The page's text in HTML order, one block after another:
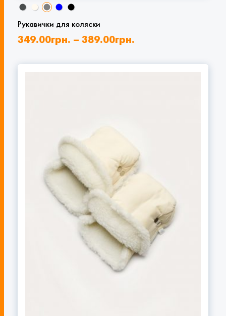
Рукавички для коляски
349.00грн. – 389.00грн.